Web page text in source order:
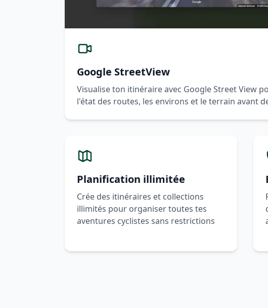
Google StreetView
Visualise ton itinéraire avec Google Street View
l'état des routes, les environs et le terrain avant
Planification illimitée
Crée des itinéraires et collections
illimités pour organiser toutes tes
aventures cyclistes sans restrictions